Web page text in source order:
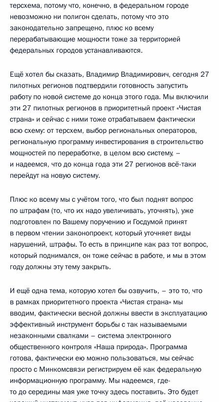
терсхема, потому что, конечно, в федеральном городе
невозможно ни полигон сделать, потому что это
законодательно запрещено, плюс ко всему
перерабатывающие мощности тоже за территорией
федеральных городов устанавливаются.
Ещё хотел бы сказать, Владимир Владимирович, сегодня 27
пилотных регионов подтвердили готовность запустить
работу по новой системе до конца этого года. Мы включили
эти 27 пилотных регионов в приоритетный проект «Чистая
страна» и сейчас с ними тоже отрабатываем фактически
всю схему: от терсхем, выбор региональных операторов,
региональную программу инвестирования в строительство
мощностей по переработке, в целом всю систему, –
и надеемся, что до конца года эти 27 регионов всё-таки
перейдут на новую систему.
Плюс ко всему мы с учётом того, что был поднят вопрос
по штрафам (то, что их надо увеличивать, уточнять), уже
подготовлен по Вашему поручению и Госдумой принят
в первом чтении законопроект, который уточняет виды
нарушений, штрафы. То есть в принципе как раз тот вопрос,
который поднимался, он тоже сейчас в работе, и мы в этом
году должны эту тему закрыть.
И ещё одна тема, которую хотел бы озвучить, – это то, что
в рамках приоритетного проекта «Чистая страна» мы
вводим, фактически весной должны ввести в эксплуатацию
эффективный инструмент борьбы с так называемыми
незаконными свалками – система электронного
общественного контроля «Наша природа». Программа
готова, фактически ею можно пользоваться, мы сейчас
просто с Минкомсвязи регистрируем её как федеральную
информационную программу. Мы надеемся, где-
то до середины мая уже точку здесь поставить. Это будет